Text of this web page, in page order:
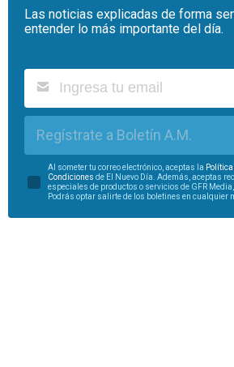
Las noticias explicadas de forma
entender lo más importante del día.
Regístrate a Boletín A.M.
Al someter tu correo electrónico, aceptas la
Condiciones de El Nuevo Día. Además, aceptas
especiales de productos o servicios de GFR
Podrás optar salirte de los boletines en cualquier